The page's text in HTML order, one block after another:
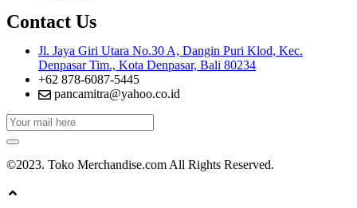
Contact Us
Jl. Jaya Giri Utara No.30 A, Dangin Puri Klod, Kec.
Denpasar Tim., Kota Denpasar, Bali 80234
+62 878-6087-5445
pancamitra@yahoo.co.id
©2023. Toko Merchandise.com All Rights Reserved.